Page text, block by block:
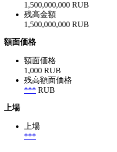
1,500,000,000 RUB
残高金額
1,500,000,000 RUB
額面価格
額面価格
1,000 RUB
残高額面価格
*** RUB
上場
上場
***